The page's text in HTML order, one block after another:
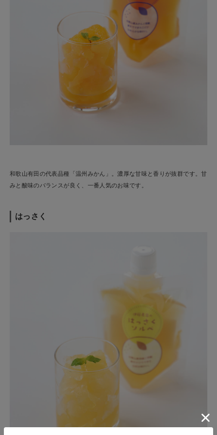
和歌山有田の代表品種「温州みかん」。濃厚な甘味と香りが抜群です。甘
みと酸味のバランスが良く、一番人気のお味です。
はっさく